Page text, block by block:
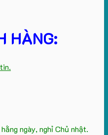
HÀNG:
ngày, nghỉ Chủ nhật.